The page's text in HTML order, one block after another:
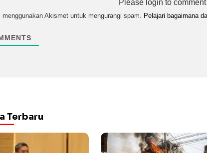
Please login to comment
Akismet untuk mengurangi spam. Pelajari bagaimana
Terbaru